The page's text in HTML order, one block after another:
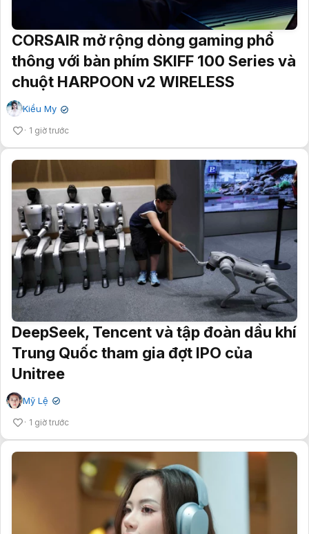
CORSAIR mở rộng dòng gaming phổ
thông với bàn phím SKIFF 100 Series và
chuột HARPOON v2 WIRELESS
Kiều My ✔
1 giờ trước
DeepSeek, Tencent và tập đoàn dầu khí
Trung Quốc tham gia đợt IPO của
Unitree
Mỹ Lệ ✔
1 giờ trước